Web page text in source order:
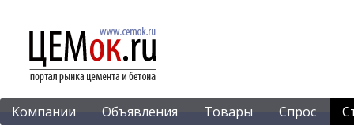
Компании Объявления Товары Спрос